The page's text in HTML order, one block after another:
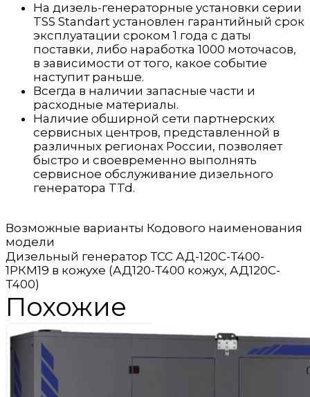
На дизель-генераторные установки серии
TSS Standart установлен гарантийный срок
эксплуатации сроком 1 года с даты
поставки, либо наработка 1000 моточасов,
в зависимости от того, какое событие
наступит раньше.
Всегда в наличии запасные части и
расходные материалы.
Наличие обширной сети партнерских
сервисных центров, представленной в
различных регионах России, позволяет
быстро и своевременно выполнять
сервисное обслуживание дизельного
генератора TTd.
Возможные варианты Кодового наименования
модели
Дизельный генератор ТСС АД-120С-Т400-
1РКМ19 в кожухе (АД120-Т400 кожух, АД120С-
Т400)
Похожие